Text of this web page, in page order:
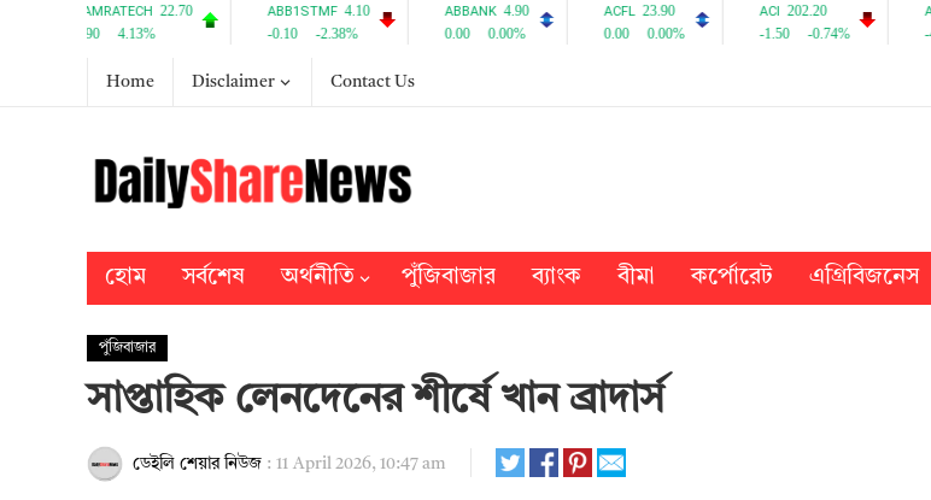
Home Disclaimer Contact Us
হোম সর্বশেষ অর্থনীতি পুঁজিবাজার ব্যাংক বীমা কর্পোরেট এগ্রিবিজনেস
পুঁজিবাজার
সাপ্তাহিক লেনদেনের শীর্ষে খান ব্রাদার্স
ডেইলি শেয়ার নিউজ : 11 April 2026, 10:47 am